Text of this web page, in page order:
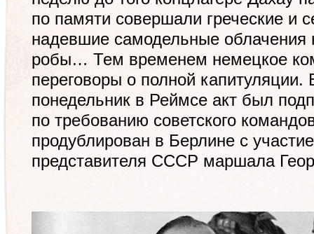
по памяти совершали греческие и
надевшие самодельные облачения
робы… Тем временем немецкое
переговоры о полной
понедельник в Реймсе акт был
по требованию советского
продублирован в Берлине с
представителя СССР маршала